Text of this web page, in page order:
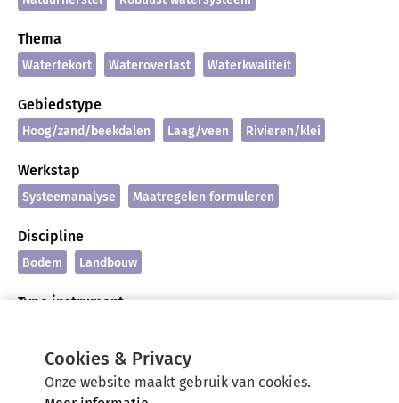
Thema
Watertekort Wateroverlast Waterkwaliteit
Gebiedstype
Hoog/zand/beekdalen Laag/veen Rivieren/klei
Werkstap
Systeemanalyse Maatregelen formuleren
Discipline
Bodem Landbouw
Type instrument
Cookies & Privacy
Onze website maakt gebruik van cookies.